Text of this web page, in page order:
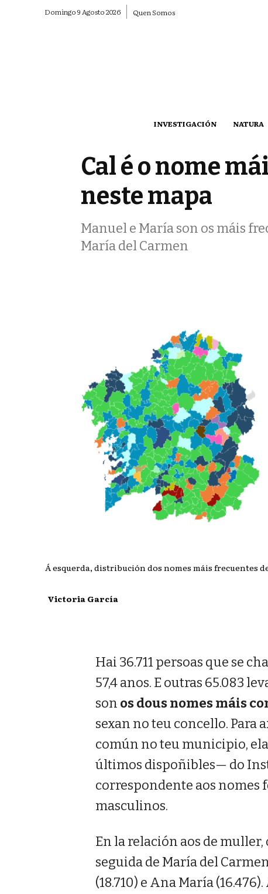
Domingo 9 Agosto 2026 Quen Somos
INVESTIGACIÓN NATURA
Cal é o nome
neste mapa
Manuel e María son os máis
María del Carmen
Á esquerda, distribución dos nomes máis frecuentes
Victoria García
Hai 36.711 persoas que se
57,4 anos. E outras 65.083
son os dous nomes máis
sexan no teu concello. Para
común no teu municipio,
últimos dispoñibles— do
correspondente aos nomes
masculinos.
En la relación aos de
seguida de María del
(18.710) e Ana María